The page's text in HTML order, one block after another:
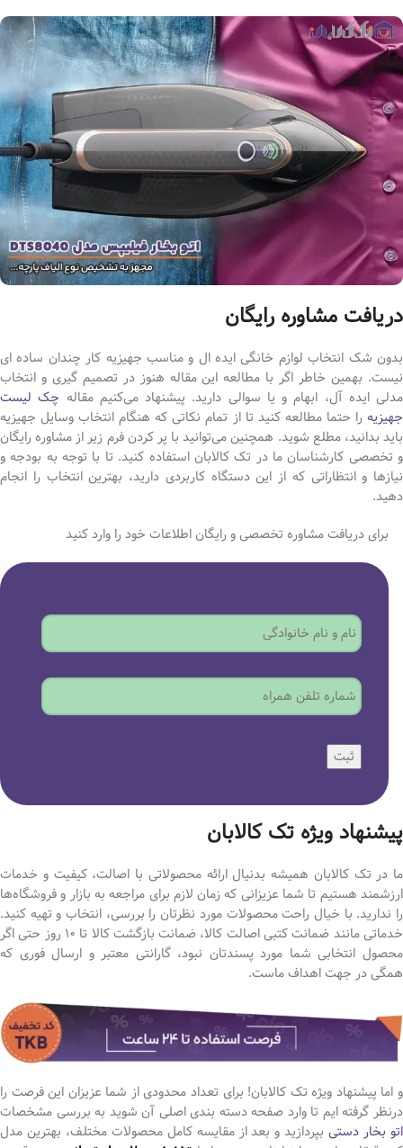
دریافت مشاوره رایگان
بدون شک انتخاب لوازم خانگی ایده ال و مناسب جهیزیه کار چندان ساده ای
نیست. بهمین خاطر اگر با مطالعه این مقاله هنوز در تصمیم گیری و انتخاب
مدلی ایده آل، ابهام و یا سوالی دارید. پیشنهاد می‌کنیم مقاله چک لیست
جهیزیه را حتما مطالعه کنید تا از تمام نکاتی که هنگام انتخاب وسایل جهیزیه
باید بدانید، مطلع شوید. همچنین می‌توانید با پر کردن فرم زیر از مشاوره رایگان
و تخصصی کارشناسان ما در تک کالابان استفاده کنید. تا با توجه به بودجه و
نیازها و انتظاراتی که از این دستگاه کاربردی دارید، بهترین انتخاب را انجام
دهید.
برای دریافت مشاوره تخصصی و رایگان اطلاعات خود را وارد کنید
ثبت
پیشنهاد ویژه تک کالابان
ما در تک کالابان همیشه بدنیال ارائه محصولاتی با اصالت، کیفیت و خدمات
ارزشمند هستیم تا شما عزیزانی که زمان لازم برای مراجعه به بازار و فروشگاه‌ها
را ندارید. با خیال راحت محصولات مورد نظرتان را بررسی، انتخاب و تهیه کنید.
خدماتی مانند ضمانت کتبی اصالت کالا، ضمانت بازگشت کالا تا 10 روز حتی اگر
محصول انتخابی شما مورد پسندتان نبود، گارانتی معتبر و ارسال فوری که
همگی در جهت اهداف ماست.
و اما پیشنهاد ویژه تک کالابان! برای تعداد محدودی از شما عزیزان این فرصت را
درنظر گرفته ایم تا وارد صفحه دسته بندی اصلی آن شوید به بررسی مشخصات
اتو بخار دستیبپردازید و بعد از مقایسه کامل محصولات مختلف، بهترین مدل